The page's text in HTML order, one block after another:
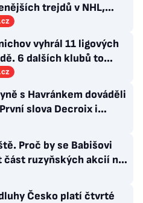
trejdů v NHL,
na poslední
vyhrál 11 ligových
6 dalších klubů to
některé i víckrát
s Havránkem dováděli
slova Decroix i
Proč by se Babišovi
část ruzyňských akcií na
Česko platí čtvrté